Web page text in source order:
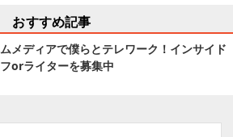
おすすめ記事
ムメディアで僕らとテレワーク！インサイド
orライターを募集中